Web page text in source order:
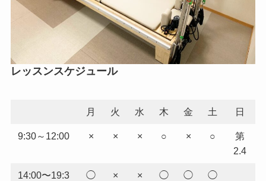
レッスンスケジュール
月 火 水 木 金 土 日
9:30～12:00 × × × ○ × ○
第
2.4
14:00〜19:3
◯ × × ◯ ◯ ◯